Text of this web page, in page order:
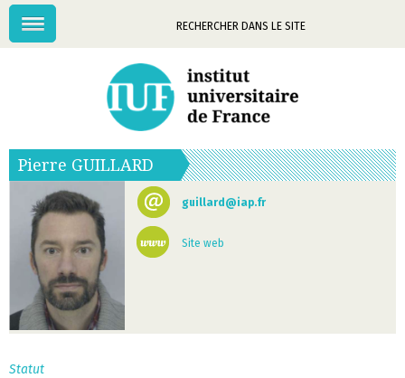
Mots-
Menu
Pierre GUILLARD
guillard@iap.fr
Site web
Statut